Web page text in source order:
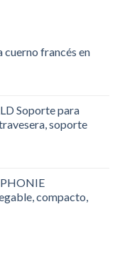
francés en
Soporte para
soporte
compacto,